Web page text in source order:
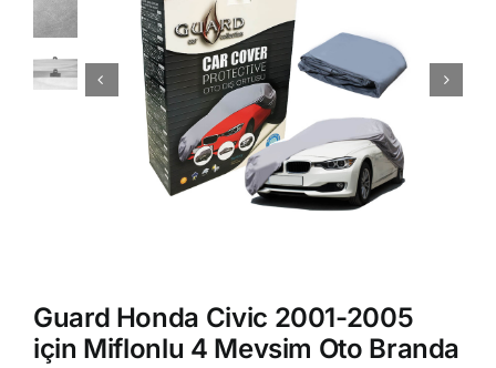
Guard Honda Civic 2001-2005
için Miflonlu 4 Mevsim Oto Branda